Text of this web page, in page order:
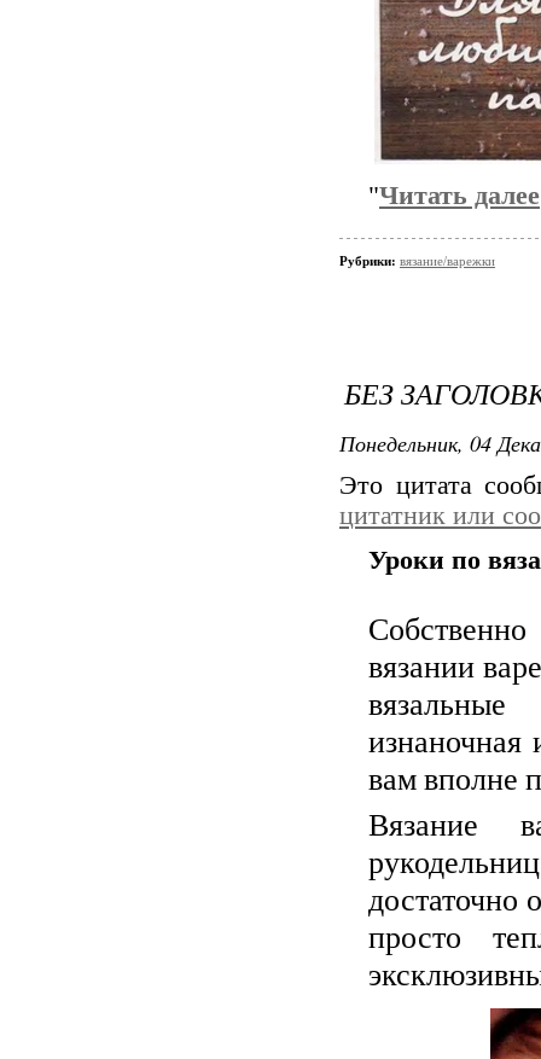
"Читать далее
Рубрики: вязание/варежки
БЕЗ
Понедельник, 04
Это цитата
цитатник или
Уроки по
вязании
изнаночная
вам вполне
Вязание
достаточно
просто